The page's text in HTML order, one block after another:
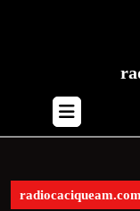
Button
radiocaciqueam.com